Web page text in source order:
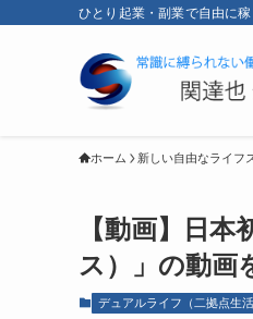
ひとり起業・副業で自由に
ホーム 新しい自由なライフ
【動画】日
ス）」の動画
デュアルライフ（二拠点生